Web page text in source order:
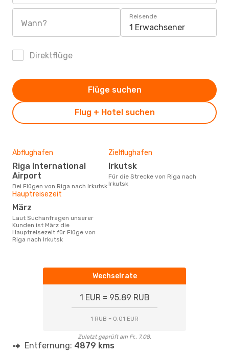
Wann?
Reisende
1 Erwachsener
Direktflüge
Flug + Hotel suchen
Flüge suchen
Abflughafen
Riga International
Airport
Bei Flügen von Riga nach Irkutsk
Zielflughafen
Irkutsk
Für die Strecke von Riga nach
Irkutsk
Hauptreisezeit
März
Laut Suchanfragen unserer
Kunden ist März die
Hauptreisezeit für Flüge von
Riga nach Irkutsk
Wechselrate
1 EUR = 95.89 RUB
1 RUB = 0.01 EUR
Zuletzt geprüft am Fr., 7.08.
Entfernung: 4879 kms